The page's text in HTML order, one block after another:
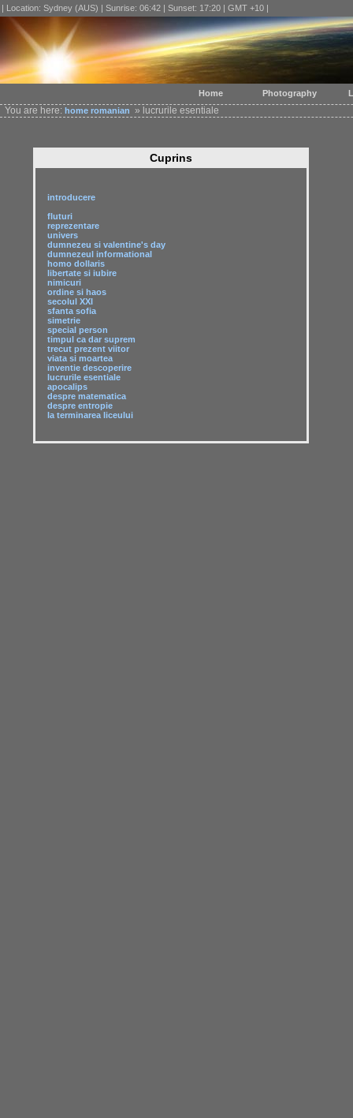
| Location: Sydney (AUS) | Sunrise: 06:42 | Sunset: 17:20 | GMT +10 |
You are here: home romanian » lucrurile esentiale
Cuprins
introducere
fluturi
reprezentare
univers
dumnezeu si valentine's day
dumnezeul informational
homo dollaris
libertate si iubire
nimicuri
ordine si haos
secolul XXI
sfanta sofia
simetrie
special person
timpul ca dar suprem
trecut prezent viitor
viata si moartea
inventie descoperire
lucrurile esentiale
apocalips
despre matematica
despre entropie
la terminarea liceului
Home Photography